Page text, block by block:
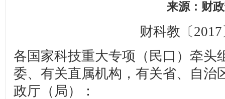
来源：财
财科教〔
各国家科技重大专项（民口）牵头
委、有关直属机构，有关省、自治
政厅（局）：